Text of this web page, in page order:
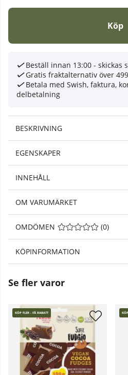
Köp
Beställ innan 13:00 - skickas
Gratis fraktalternativ över
Betala med Swish, faktura,
delbetalning
BESKRIVNING
EGENSKAPER
INNEHÅLL
OM VARUMÄRKET
OMDÖMEN MEDELBETYG 0 AV 5
(0)
KÖPINFORMATION
Se fler varor
KÖP FLER - FÅ RABATT